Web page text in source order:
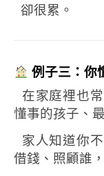
卻很累。
例子三：你
在家庭裡也
懂事的孩子、
家人知道你不
借錢、照顧誰，